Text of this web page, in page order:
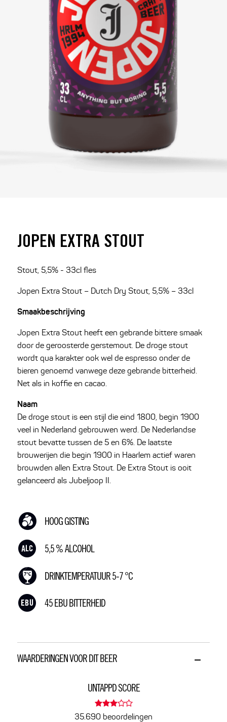
JOPEN EXTRA STOUT
Stout, 5,5% - 33cl fles
Jopen Extra Stout – Dutch Dry Stout, 5,5% – 33cl
Smaakbeschrijving
Jopen Extra Stout heeft een gebrande bittere smaak
door de geroosterde gerstemout. De droge stout
wordt qua karakter ook wel de espresso onder de
bieren genoemd vanwege deze gebrande bitterheid.
Net als in koffie en cacao.
Naam
De droge stout is een stijl die eind 1800, begin 1900
veel in Nederland gebrouwen werd. De Nederlandse
stout bevatte tussen de 5 en 6%. De laatste
brouwerijen die begin 1900 in Haarlem actief waren
brouwden allen Extra Stout. De Extra Stout is ooit
gelanceerd als Jubeljoop II.
HOOG GISTING
5,5 % ALCOHOL
DRINKTEMPERATUUR 5-7 °C
45 EBU BITTERHEID
WAARDERINGEN VOOR DIT BEER
UNTAPPD SCORE
35.690 beoordelingen